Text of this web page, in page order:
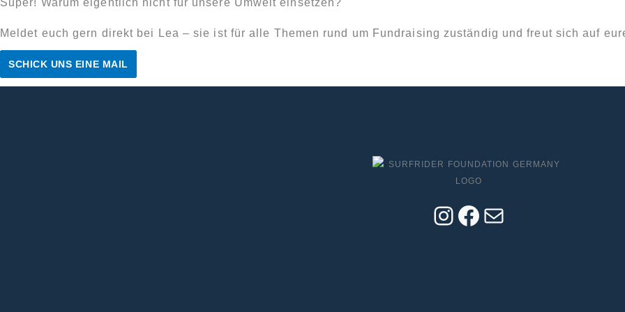
Super! Warum eigentlich nicht für unsere Umwelt einsetzen?
Meldet euch gern direkt bei Lea – sie ist für alle Themen rund um Fundraising zuständig und freut sich auf
SCHICK UNS EINE MAIL
INSTAGRAM
FACEBOOK